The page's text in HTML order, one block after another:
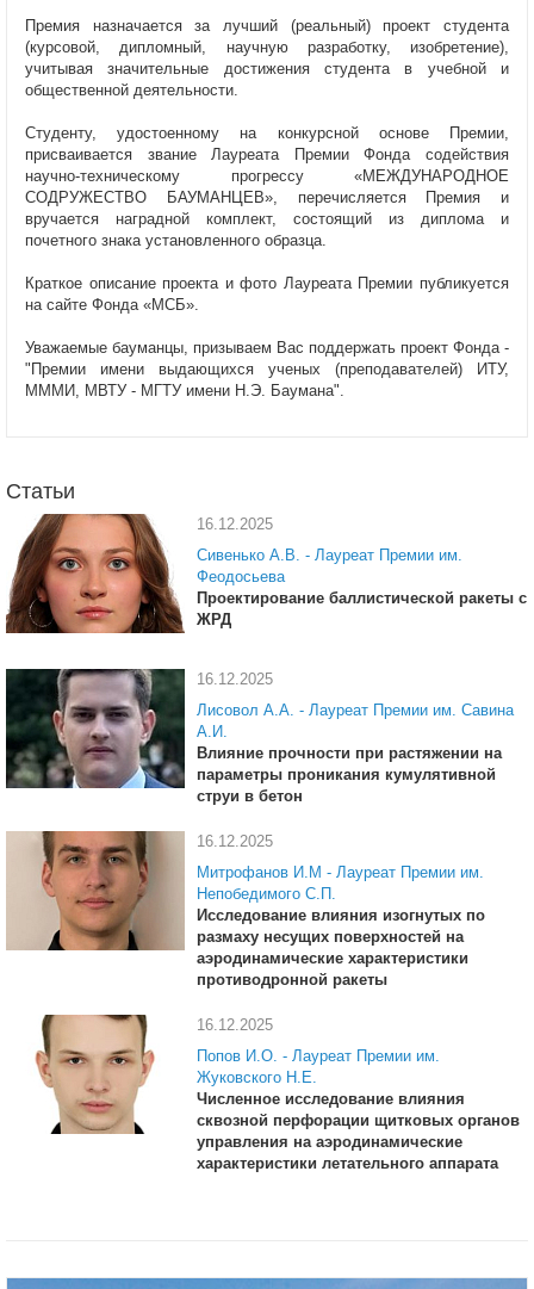
Премия назначается за лучший (реальный) проект студента
(курсовой, дипломный, научную разработку, изобретение),
учитывая значительные достижения студента в учебной и
общественной деятельности.
Студенту, удостоенному на конкурсной основе Премии,
присваивается звание Лауреата Премии Фонда содействия
научно-техническому прогрессу «МЕЖДУНАРОДНОЕ
СОДРУЖЕСТВО БАУМАНЦЕВ», перечисляется Премия и
вручается наградной комплект, состоящий из диплома и
почетного знака установленного образца.
Краткое описание проекта и фото Лауреата Премии публикуется
на сайте Фонда «МСБ».
Уважаемые бауманцы, призываем Вас поддержать проект Фонда -
"Премии имени выдающихся ученых (преподавателей) ИТУ,
МММИ, МВТУ - МГТУ имени Н.Э. Баумана".
Статьи
16.12.2025
Сивенько А.В. - Лауреат Премии им.
Феодосьева
Проектирование баллистической ракеты с
ЖРД
16.12.2025
Лисовол А.А. - Лауреат Премии им. Савина
А.И.
Влияние прочности при растяжении на
параметры проникания кумулятивной
струи в бетон
16.12.2025
Митрофанов И.М - Лауреат Премии им.
Непобедимого С.П.
Исследование влияния изогнутых по
размаху несущих поверхностей на
аэродинамические характеристики
противодронной ракеты
16.12.2025
Попов И.О. - Лауреат Премии им.
Жуковского Н.Е.
Численное исследование влияния
сквозной перфорации щитковых органов
управления на аэродинамические
характеристики летательного аппарата